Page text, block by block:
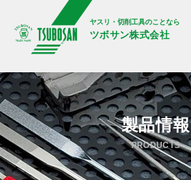
ヤスリ・切削工具のことなら
ツボサン株式会社
製品情報
PRODUCTS